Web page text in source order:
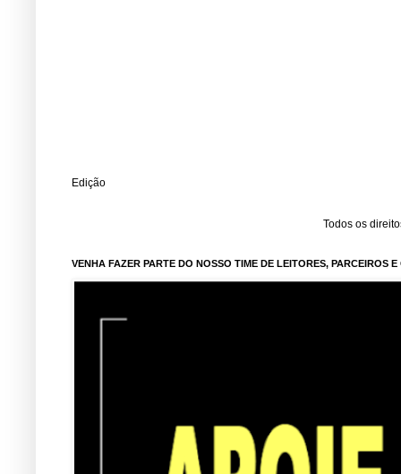
Edição
Todos os
VENHA FAZER PARTE DO NOSSO TIME DE LEITORES, PARCEIROS